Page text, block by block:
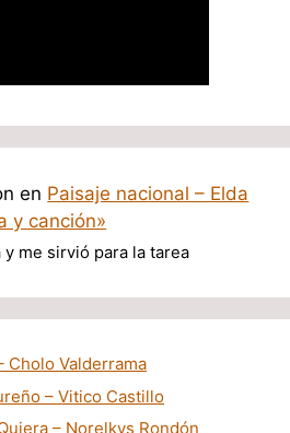
en Paisaje nacional – Elda
y canción»
y me sirvió para la tarea
Cholo Valderrama
– Vitico Castillo
– Norelkys Rondón